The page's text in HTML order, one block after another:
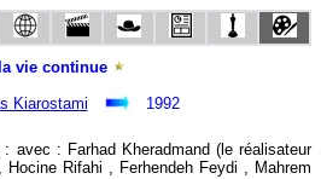
vie continue
Kiarostami
1992
avec : Farhad Kheradmand (le réalisateur
Rifahi , Ferhendeh Feydi , Mahrem